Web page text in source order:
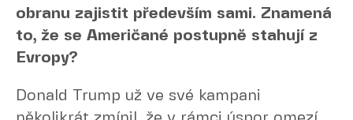
obranu zajistit především sami. Znamená
to, že se Američané postupně stahují z
Evropy?
Donald Trump už ve své kampani